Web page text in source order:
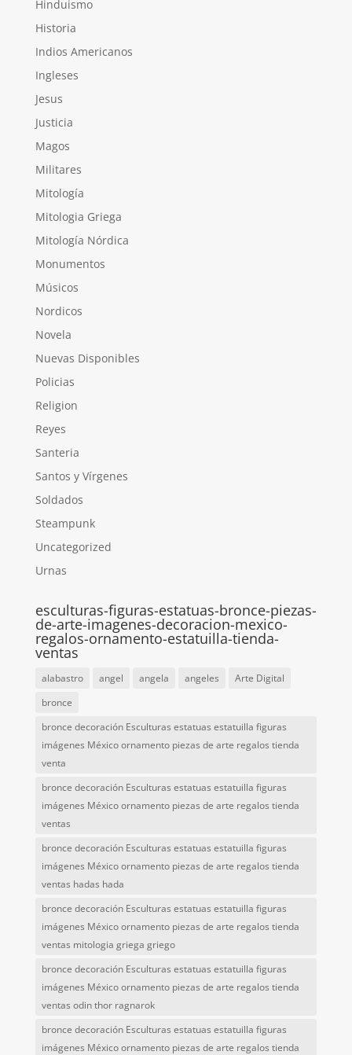
Hinduismo
Historia
Indios Americanos
Ingleses
Jesus
Justicia
Magos
Militares
Mitología
Mitologia Griega
Mitología Nórdica
Monumentos
Músicos
Nordicos
Novela
Nuevas Disponibles
Policias
Religion
Reyes
Santeria
Santos y Vírgenes
Soldados
Steampunk
Uncategorized
Urnas
esculturas-figuras-estatuas-bronce-piezas-
de-arte-imagenes-decoracion-mexico-
regalos-ornamento-estatuilla-tienda-
ventas
alabastro angel angela angeles
Arte Digital
bronce
bronce decoración Esculturas estatuas estatuilla figuras
imágenes México ornamento piezas de arte regalos tienda
venta
bronce decoración Esculturas estatuas estatuilla figuras
imágenes México ornamento piezas de arte regalos tienda
ventas
bronce decoración Esculturas estatuas estatuilla figuras
imágenes México ornamento piezas de arte regalos tienda
ventas hadas hada
bronce decoración Esculturas estatuas estatuilla figuras
imágenes México ornamento piezas de arte regalos tienda
ventas mitologia griega griego
bronce decoración Esculturas estatuas estatuilla figuras
imágenes México ornamento piezas de arte regalos tienda
ventas odin thor ragnarok
bronce decoración Esculturas estatuas estatuilla figuras
imágenes México ornamento piezas de arte regalos tienda